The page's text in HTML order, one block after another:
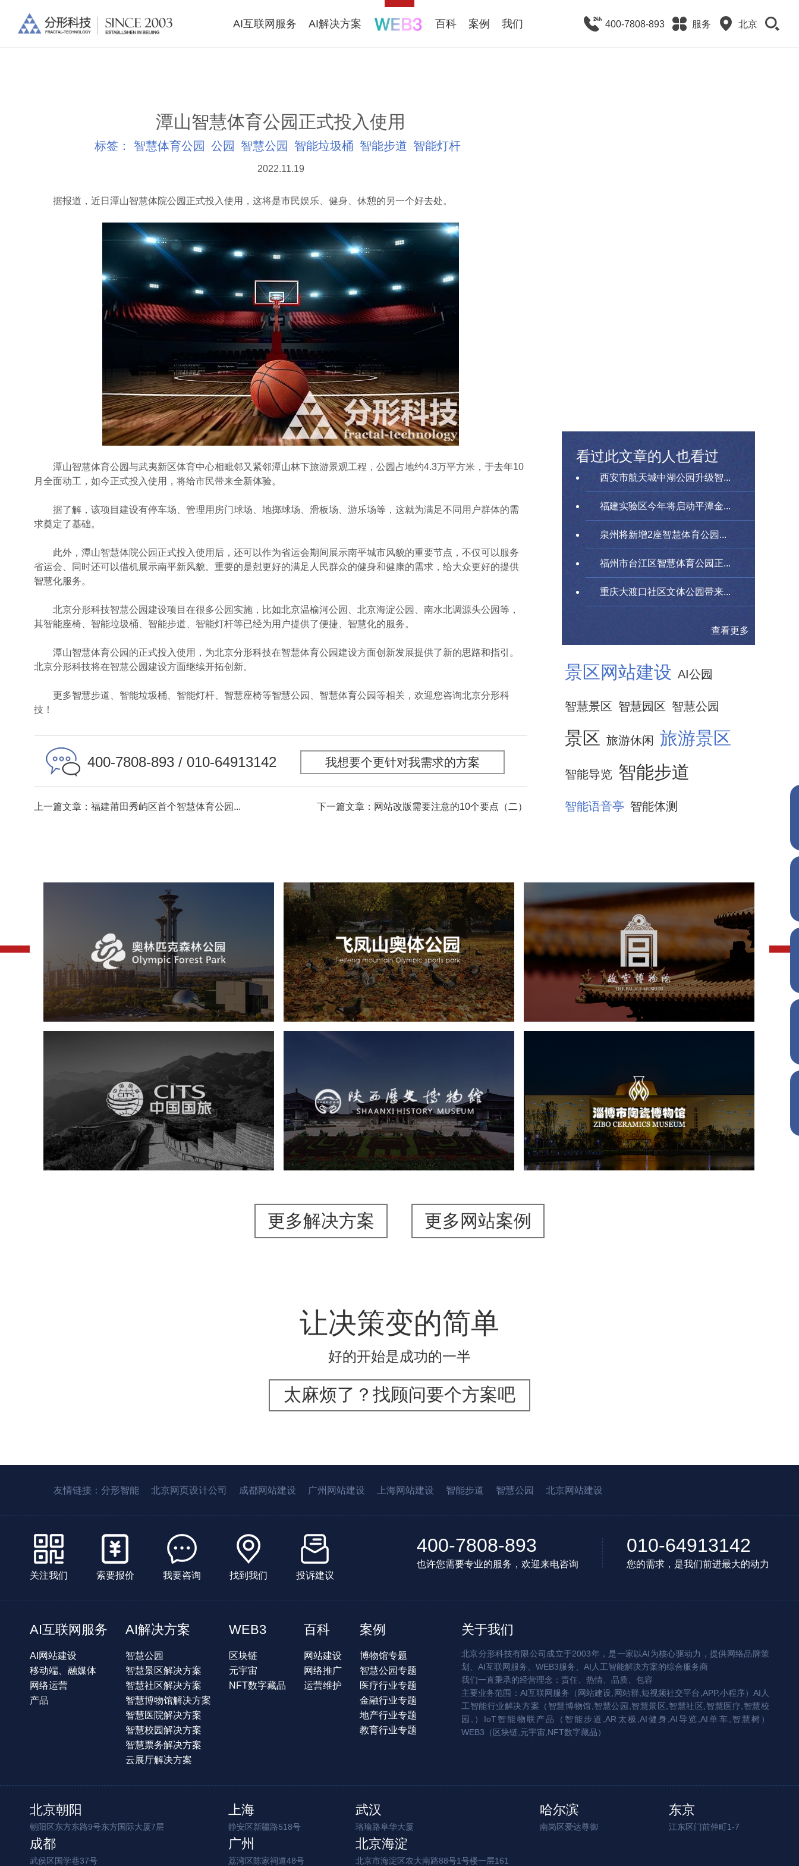
AI互联网服务 AI解决方案 百科 案例 我们 400-7808-893 服务 北京
潭山智慧体育公园正式投入使用
标签： 智慧体育公园 公园 智慧公园 智能垃圾桶 智能步道 智能灯杆
2022.11.19
据报道，近日潭山智慧体院公园正式投入使用，这将是市民娱乐、健身、休憩的另一个好去处。
潭山智慧体育公园与武夷新区体育中心相毗邻又紧邻潭山林下旅游景观工程，公园占地约4.3万平方米，于去年10
月全面动工，如今正式投入使用，将给市民带来全新体验。
据了解，该项目建设有停车场、管理用房门球场、地掷球场、滑板场、游乐场等，这就为满足不同用户群体的需
求奠定了基础。
此外，潭山智慧体院公园正式投入使用后，还可以作为省运会期间展示南平城市风貌的重要节点，不仅可以服务
省运会、同时还可以借机展示南平新风貌。重要的是尅更好的满足人民群众的健身和健康的需求，给大众更好的提供
智慧化服务。
北京分形科技智慧公园建设项目在很多公园实施，比如北京温榆河公园、北京海淀公园、南水北调源头公园等，
其智能座椅、智能垃圾桶、智能步道、智能灯杆等已经为用户提供了便捷、智慧化的服务。
潭山智慧体育公园的正式投入使用，为北京分形科技在智慧体育公园建设方面创新发展提供了新的思路和指引。
北京分形科技将在智慧公园建设方面继续开拓创新。
更多智慧步道、智能垃圾桶、智能灯杆、智慧座椅等智慧公园、智慧体育公园等相关，欢迎您咨询北京分形科
技！
400-7808-893 / 010-64913142 我想要个更针对我需求的方案
上一篇文章：福建莆田秀屿区首个智慧体育公园... 下一篇文章：网站改版需要注意的10个要点（二）
看过此文章的人也看过
西安市航天城中湖公园升级智...
福建实验区今年将启动平潭金...
泉州将新增2座智慧体育公园...
福州市台江区智慧体育公园正...
重庆大渡口社区文体公园带来...
查看更多
景区网站建设 AI公园
智慧景区 智慧园区 智慧公园
景区 旅游休闲 旅游景区
智能导览 智能步道
智能语音亭 智能体测
奥体森林公园
旅游休闲 公园 AI人工智能
智慧公园
智慧体育公园
智能步道 智能大数据平台
飞凤山奥体公园
旅游休闲 公园 AI人工智能
智慧公园
智慧体育公园
智能步道
智能大数据平台
AR太极
智能体测
故宫博物院
文化艺术 博物馆
智慧博物馆
博物馆网站建设
景区网站建设
文创商城
万能专题
网站代运营
中国国旅
旅游休闲 电商网站 网站建设
文化艺术 博物馆
智慧博物馆
博物馆网站建设
景区网站建设
文化艺术 博物馆
智慧博物馆
博物馆网站建设
景区网站建设
更多解决方案 更多网站案例
让决策变的简单
好的开始是成功的一半
太麻烦了？找顾问要个方案吧
友情链接： 分形智能 北京网页设计公司 成都网站建设 广州网站建设 上海网站建设 智能步道 智慧公园 北京网站建设
关注我们 索要报价 我要咨询 找到我们 投诉建议
400-7808-893
也许您需要专业的服务，欢迎来电咨询
010-64913142
您的需求，是我们前进最大的动力
AI互联网服务
AI网站建设
移动端、融媒体
网络运营
产品
AI解决方案
智慧公园
智慧景区解决方案
智慧社区解决方案
智慧博物馆解决方案
智慧医院解决方案
智慧校园解决方案
智慧票务解决方案
云展厅解决方案
WEB3
区块链
元宇宙
NFT数字藏品
百科
网站建设
网络推广
运营维护
案例
博物馆专题
智慧公园专题
医疗行业专题
金融行业专题
地产行业专题
教育行业专题
关于我们
北京分形科技有限公司成立于2003年，是一家以AI为核心驱动力，提供网络品牌策
划、AI互联网服务、WEB3服务、AI人工智能解决方案的综合服务商
我们一直秉承的经营理念：责任、热情、品质、包容
主要业务范围：AI互联网服务（网站建设,网站群,短视频社交平台,APP,小程序）AI人
工智能行业解决方案（智慧博物馆,智慧公园,智慧景区,智慧社区,智慧医疗,智慧校
园,）IoT智能物联产品（智能步道,AR太极,AI健身,AI导览,AI单车,智慧树）
WEB3（区块链,元宇宙,NFT数字藏品）
北京朝阳
朝阳区东方东路9号东方国际大厦7层
上海
静安区新疆路518号
武汉
珞瑜路阜华大厦
哈尔滨
南岗区爱达尊御
东京
江东区门前仲町1-7
成都
武侯区国学巷37号
广州
荔湾区陈家祠道48号
北京海淀
北京市海淀区农大南路88号1号楼一层161